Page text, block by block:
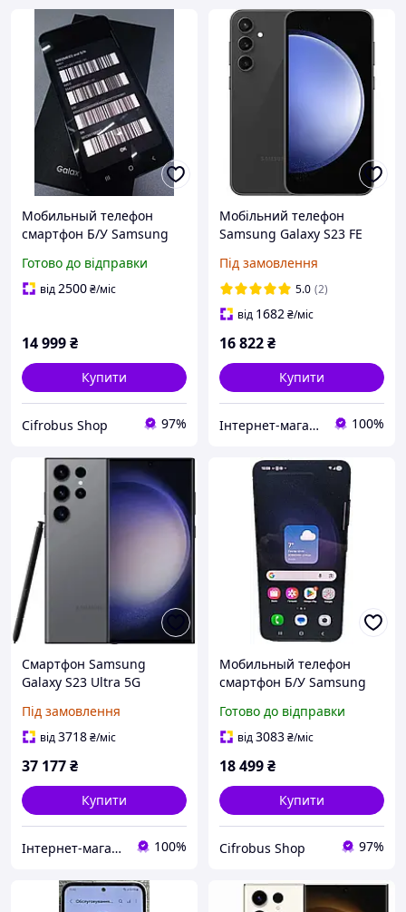
Мобильный телефон
смартфон Б/У Samsung
8/256GB
Готово до відправки
від2500₴/міс
14 999₴
Купити
Cifrobus Shop 97%
Мобільний телефон
Samsung Galaxy S23 FE
S711BZAD)
Під замовлення
5.0 (2)
від 1682₴/міс
16 822₴
Купити
Інтернет-магазин "E-techno" 100%
Смартфон Samsung
Galaxy S23 Ultra 5G
Graphite 2sim+eSIM
Snapdragon 8 Gen 2,
Під замовлення
від3718₴/міс
37 177₴
Купити
Інтернет-магазин "E-techno" 100%
Мобильный телефон
смартфон Б/У Samsung
8/128GB
Готово до відправки
від3083₴/міс
18 499₴
Купити
Cifrobus Shop 97%